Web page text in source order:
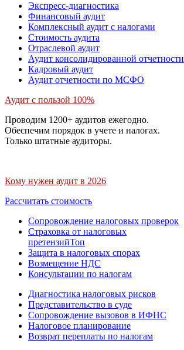
Экспресс-диагностика
Финансовый аудит
Комплексный аудит с налогами
Стоимость аудита
Отраслевой аудит
Аудит консолидированной отчетности
Кадровый аудит
Аудит отчетности по МСФО
Аудит с пользой 100%
Проводим 1200+ аудитов ежегодно.
Обеспечим порядок в учете и налогах.
Только штатные аудиторы.
Кому нужен аудит в 2026
Рассчитать стоимость
Сопровождение налоговых проверок
Страховка от налоговых
претензийТоп
Защита в налоговых спорах
Возмещение НДС
Консультации по налогам
Диагностика налоговых рисков
Представительство в суде
Сопровождение вызовов в ИФНС
Налоговое планирование
Возврат переплаты по налогам